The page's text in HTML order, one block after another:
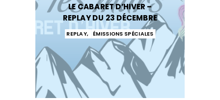
LE CABARET D’HIVER –
REPLAY DU 23 DÉCEMBRE
REPLAY, ÉMISSIONS SPÉCIALES